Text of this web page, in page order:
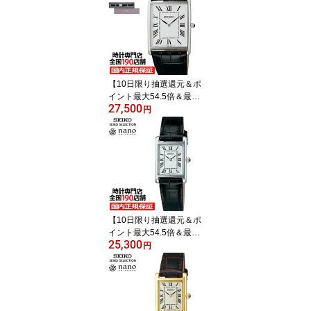
ラー SBDJ063 メンズ 腕
時計 ソーラー ブラック
【10日限り抽選還元＆ポ
イント最大54.5倍＆最大
2000円OFFクーポン！】
セイコー セレクション n
ano・universe ナノ・ユ
ニバース コラボレーショ
ンモデル SSEH019 メン
ズ 腕時計 クオーツ 電池
式 ブラック 革ベルト
27,500 円
【10日限り抽選還元＆ポ
イント最大54.5倍＆最大
2000円OFFクーポン！】
セイコー セレクション n
ano・universe ナノ・ユ
ニバース コラボレーショ
ンモデル SSEH001 レデ
ィース 腕時計 クオーツ
25,300 円